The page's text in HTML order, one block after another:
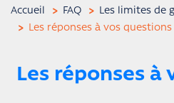
Accueil FAQ
Les limites de
Les réponses à vos questions
Les réponses à